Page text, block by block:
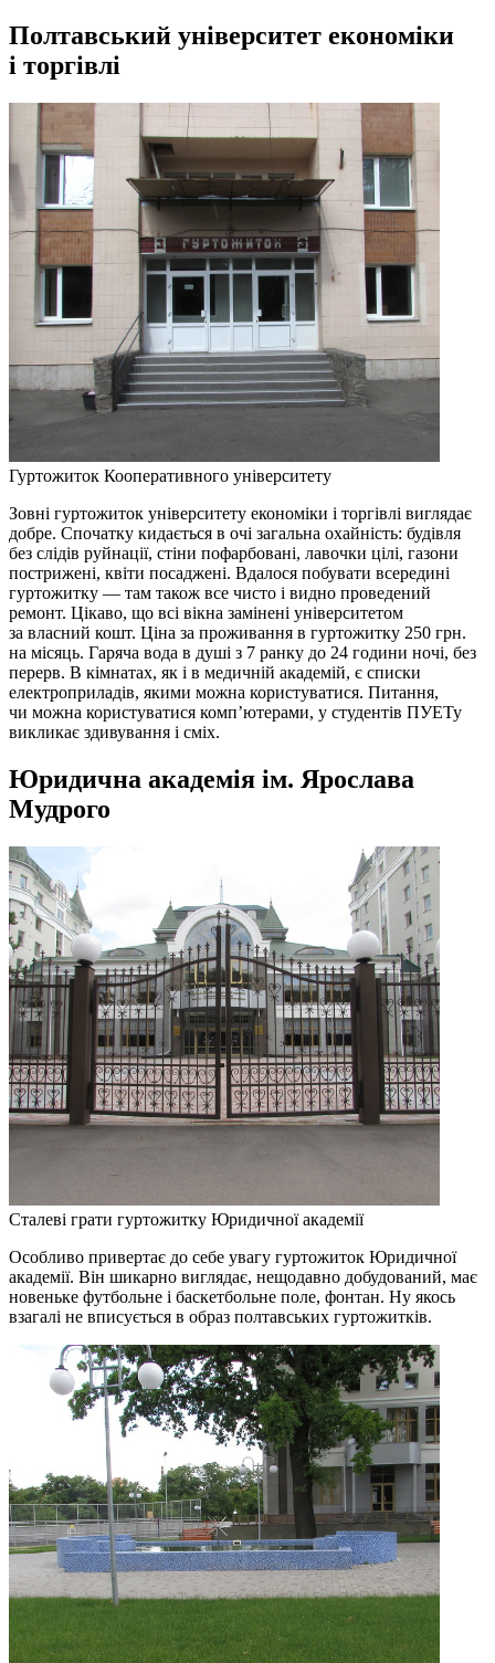
Полтавський університет економіки
і торгівлі
Гуртожиток Кооперативного університету
Зовні гуртожиток університету економіки і торгівлі виглядає
добре. Спочатку кидається в очі загальна охайність: будівля
без слідів руйнації, стіни пофарбовані, лавочки цілі, газони
пострижені, квіти посаджені. Вдалося побувати всередині
гуртожитку — там також все чисто і видно проведений
ремонт. Цікаво, що всі вікна замінені університетом
за власний кошт. Ціна за проживання в гуртожитку 250 грн.
на місяць. Гаряча вода в душі з 7 ранку до 24 години ночі, без
перерв. В кімнатах, як і в медичній академій, є списки
електроприладів, якими можна користуватися. Питання,
чи можна користуватися комп’ютерами, у студентів ПУЕТу
викликає здивування і сміх.
Юридична академія ім. Ярослава
Мудрого
Сталеві грати гуртожитку Юридичної академії
Особливо привертає до себе увагу гуртожиток Юридичної
академії. Він шикарно виглядає, нещодавно добудований, має
новеньке футбольне і баскетбольне поле, фонтан. Ну якось
взагалі не вписується в образ полтавських гуртожитків.